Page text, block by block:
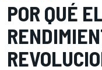
POR QUÉ